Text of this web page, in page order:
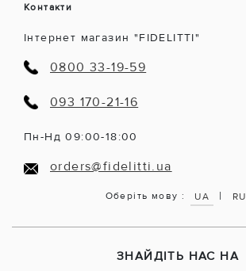
Контакти
Інтернет магазин "FIDELITTI"
0800 33-19-59
093 170-21-16
Пн-Нд 09:00-18:00
orders@fidelitti.ua
Оберіть мову : UA | RU
ЗНАЙДІТЬ НАС НА